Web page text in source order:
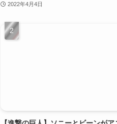
2022年4月4日